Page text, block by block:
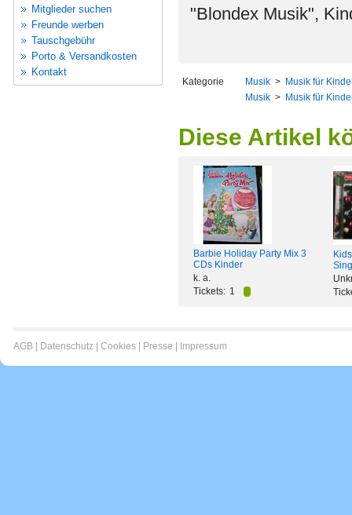
Mitglieder suchen
Freunde werben
Tauschgebühr
Porto & Versandkosten
Kontakt
"Blondex Musik",
Kategorie Musik > Musik für
Musik > Musik für
Diese Artikel
Barbie Holiday Party Mix 3
CDs Kinder
k. a.
Tickets: 1
AGB Datenschutz Cookies Presse Impressum